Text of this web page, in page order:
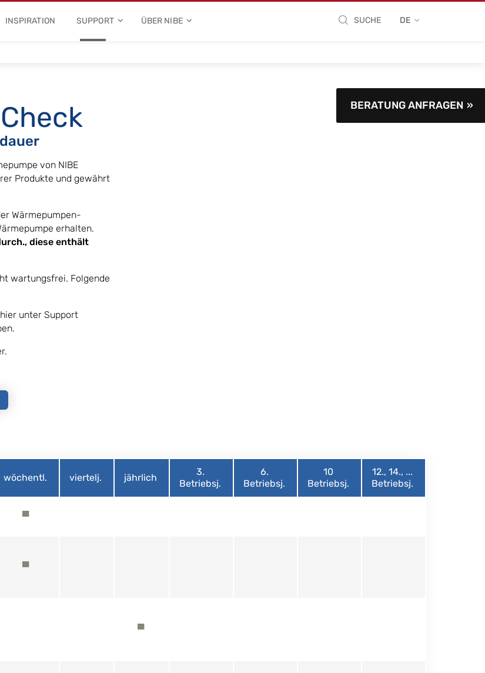
INSPIRATION SUPPORT ÜBER NIBE SUCHE DE
BERATUNG ANFRAGEN
von NIBE
Produkte und gewährt
Wärmepumpen-
erhalten.
diese enthält
wartungsfrei. Folgende
unter Support
wöchentl. viertelj. jährlich
3.
Betriebsj.
6.
Betriebsj.
10
Betriebsj.
12., 14., ...
Betriebsj.
▀
▀
▀